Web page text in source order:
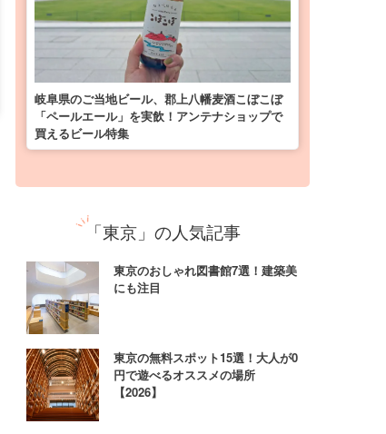
岐阜県のご当地ビール、郡上八幡麦酒こぼこぼ
「ペールエール」を実飲！アンテナショップで
買えるビール特集
「東京」の人気記事
東京のおしゃれ図書館7選！建築美
にも注目
東京の無料スポット15選！大人が0
円で遊べるオススメの場所
【2026】